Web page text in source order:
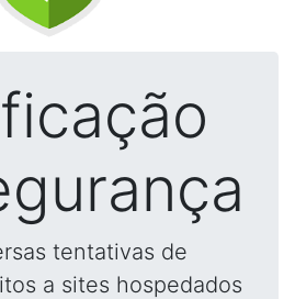
tentativas de
a sites hospedados